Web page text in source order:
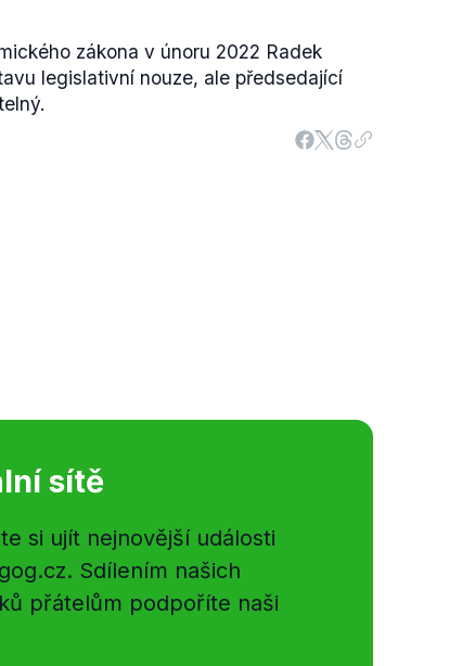
zákona v únoru 2022 Radek
legislativní nouze, ale předsedající
sítě
si ujít nejnovější události
Sdílením našich
přátelům podpoříte naši